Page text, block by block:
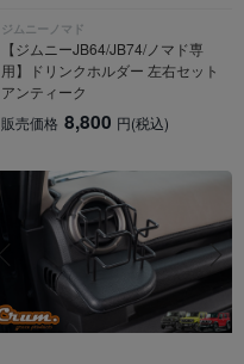
ジムニーノマド
【ジムニーJB64/JB74/ノマド専
用】ドリンクホルダー 左右セット
アンティーク
販売価格 8,800 円(税込)